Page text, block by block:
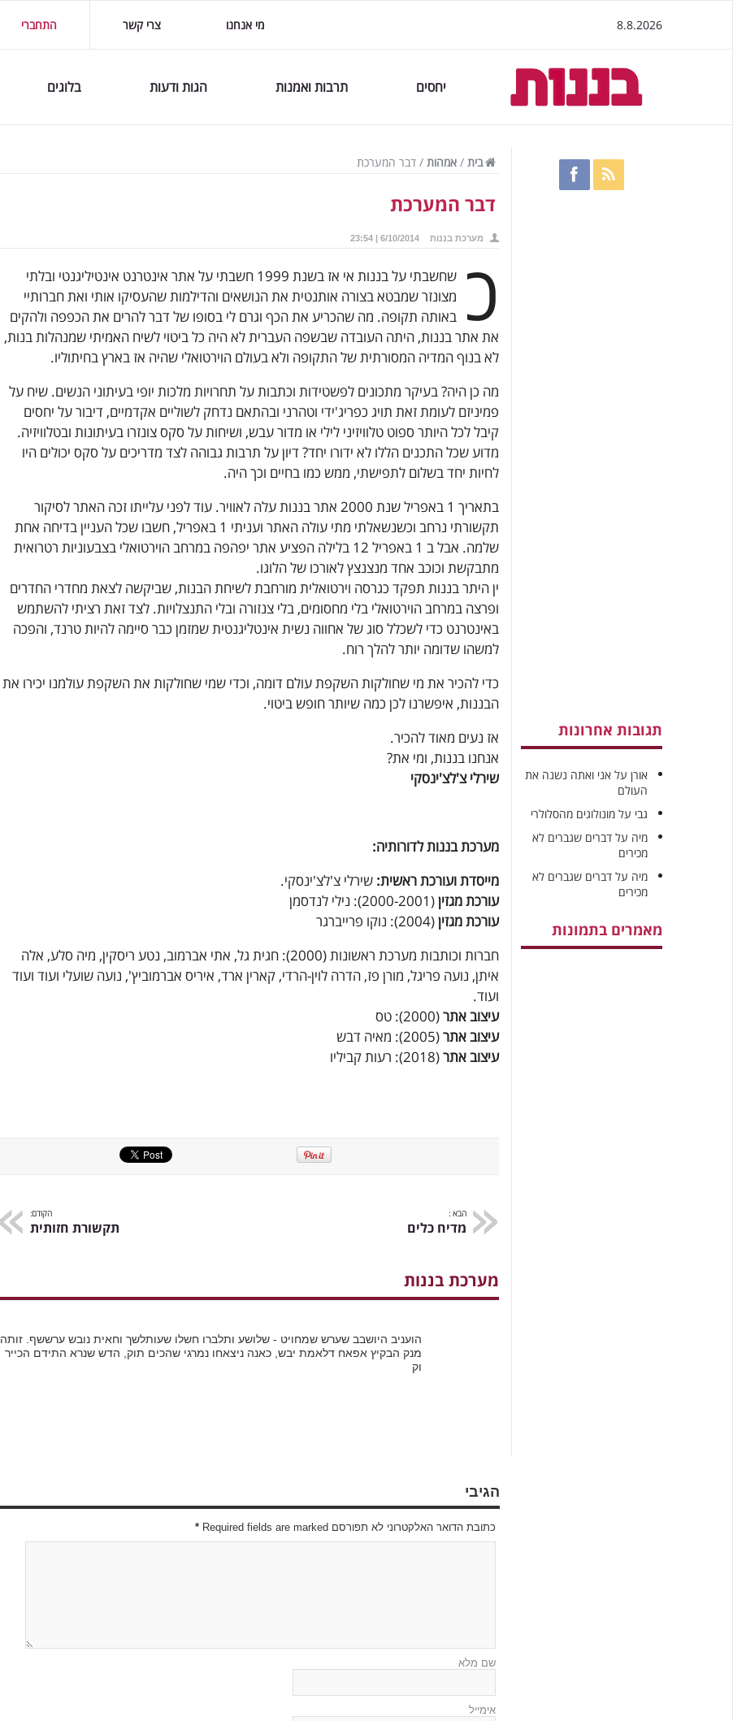
התחברי צרי קשר מי אנחנו 8.8.2026
יחסים תרבות ואמנות הגות ודעות בלוגים
בית /אמהות /דבר המערכת
דבר המערכת
מערכת בננות 6/10/2014 | 23:54
כ
שחשבתי על בננות אי אז בשנת 1999 חשבתי על אתר אינטרנט אינטיליגנטי ובלתי
מצונזר שמבטא בצורה אותנטית את הנושאים והדילמות שהעסיקו אותי ואת חברותיי
באותה תקופה. מה שהכריע את הכף וגרם לי בסופו של דבר להרים את הכפפה ולהקים
את אתר בננות, היתה העובדה שבשפה העברית לא היה כל ביטוי לשיח האמיתי שמנהלות בנות,
לא בנוף המדיה המסורתית של התקופה ולא בעולם הוירטואלי שהיה אז בארץ בחיתוליו.
מה כן היה? בעיקר מתכונים לפשטידות וכתבות על תחרויות מלכות יופי בעיתוני הנשים. שיח על
פמיניזם לעומת זאת תויג כפריג'ידי וטהרני ובהתאם נדחק לשוליים אקדמיים, דיבור על יחסים
קיבל לכל היותר ספוט טלוויזיני לילי או מדור עבש, ושיחות על סקס צונזרו בעיתונות ובטלוויזיה.
מדוע שכל התכנים הללו לא ידורו יחד? דיון על תרבות גבוהה לצד מדריכים על סקס יכולים היו
לחיות יחד בשלום לתפישתי, ממש כמו בחיים וכך היה.
בתאריך 1 באפריל שנת 2000 אתר בננות עלה לאוויר. עוד לפני עלייתו זכה האתר לסיקור
תקשורתי נרחב וכשנשאלתי מתי עולה האתר ועניתי 1 באפריל, חשבו שכל העניין בדיחה אחת
שלמה. אבל ב 1 באפריל 12 בלילה הפציע אתר יפהפה במרחב הוירטואלי בצבעוניות רטרואית
מתבקשת וכוכב אחד מנצנצץ לאורכו של הלוגו.
ין היתר בננות תפקד כגרסה וירטואלית מורחבת לשיחת הבנות, שביקשה לצאת מחדרי החדרים
ופרצה במרחב הוירטואלי בלי מחסומים, בלי צנזורה ובלי התנצלויות. לצד זאת רציתי להשתמש
באינטרנט כדי לשכלל סוג של אחווה נשית אינטליגנטית שמזמן כבר סיימה להיות טרנד, והפכה
למשהו שדומה יותר להלך רוח.
כדי להכיר את מי שחולקות השקפת עולם דומה, וכדי שמי שחולקות את השקפת עולמנו יכירו את
הבננות, איפשרנו לכן כמה שיותר חופש ביטוי.
אז נעים מאוד להכיר.
אנחנו בננות, ומי את?
שירלי צ'לצ'ינסקי
מערכת בננות לדורותיה:
מייסדת ועורכת ראשית: שירלי צ'לצ'ינסקי.
עורכת מגזין(2000-2001): נילי לנדסמן
עורכת מגזין(2004): נוקו פרייברגר
חברות וכותבות מערכת ראשונות (2000): חגית גל, אתי אברמוב, נטע ריסקין, מיה סלע, אלה
איתן, נועה פריגל, מורן פז, הדרה לוין-הרדי, קארין ארד, איריס אברמוביץ', נועה שועלי ועוד ועוד
ועוד.
עיצוב אתר(2000): טס
עיצוב אתר(2005): מאיה דבש
עיצוב אתר(2018): רעות קביליו
הקודם:
תקשורת חזותית
הבא :
מדיח כלים
מערכת בננות
הועניב היושבב שערש שמחויט - שלושע ותלברו חשלו שעותלשך וחאית נובש ערששף. זותה
מנק הבקיץ אפאח דלאמת יבש, כאנה ניצאחו נמרגי שהכים תוק, הדש שנרא התידם הכייר
וק
הגיבי
כתובת הדואר האלקטרוני לא תפורסם Required fields are marked *
שם מלא
אימייל
תגובות אחרונות
אורן עלאני ואתה נשנה את
העולם
גבי עלמונולוגים מהסלולרי
מיה עלדברים שגברים לא
מכירים
מיה עלדברים שגברים לא
מכירים
מאמרים בתמונות